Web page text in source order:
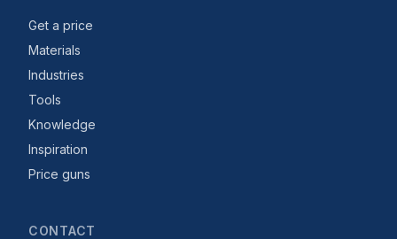
Get a price
Materials
Industries
Tools
Knowledge
Inspiration
Price guns
CONTACT